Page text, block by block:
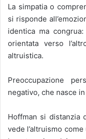
La simpatia o
si risponde
identica ma
orientata verso
altruistica.
Preoccupazione
negativo, che nasce
Hoffman si distanzia
vede l’altruismo